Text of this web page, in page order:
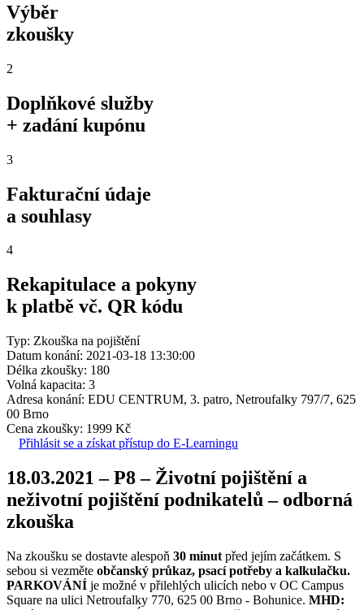
Výběr
zkoušky
2
Doplňkové služby
+ zadání kupónu
3
Fakturační údaje
a souhlasy
4
Rekapitulace a pokyny
k platbě vč. QR kódu
Typ: Zkouška na pojištění
Datum konání: 2021-03-18 13:30:00
Délka zkoušky: 180
Volná kapacita: 3
Adresa konání: EDU CENTRUM, 3. patro, Netroufalky 797/7, 625
00 Brno
Cena zkoušky: 1999 Kč
Přihlásit se a získat přístup do E-Learningu
18.03.2021 – P8 – Životní pojištění a
neživotní pojištění podnikatelů – odborná
zkouška
Na zkoušku se dostavte alespoň 30 minut před jejím začátkem. S
sebou si vezměte občanský průkaz, psací potřeby a kalkulačku.
PARKOVÁNÍ je možné v přilehlých ulicích nebo v OC Campus
Square na ulici Netroufalky 770, 625 00 Brno - Bohunice. MHD: